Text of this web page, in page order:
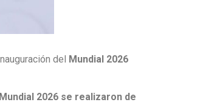
del Mundial 2026
2026 se realizaron de